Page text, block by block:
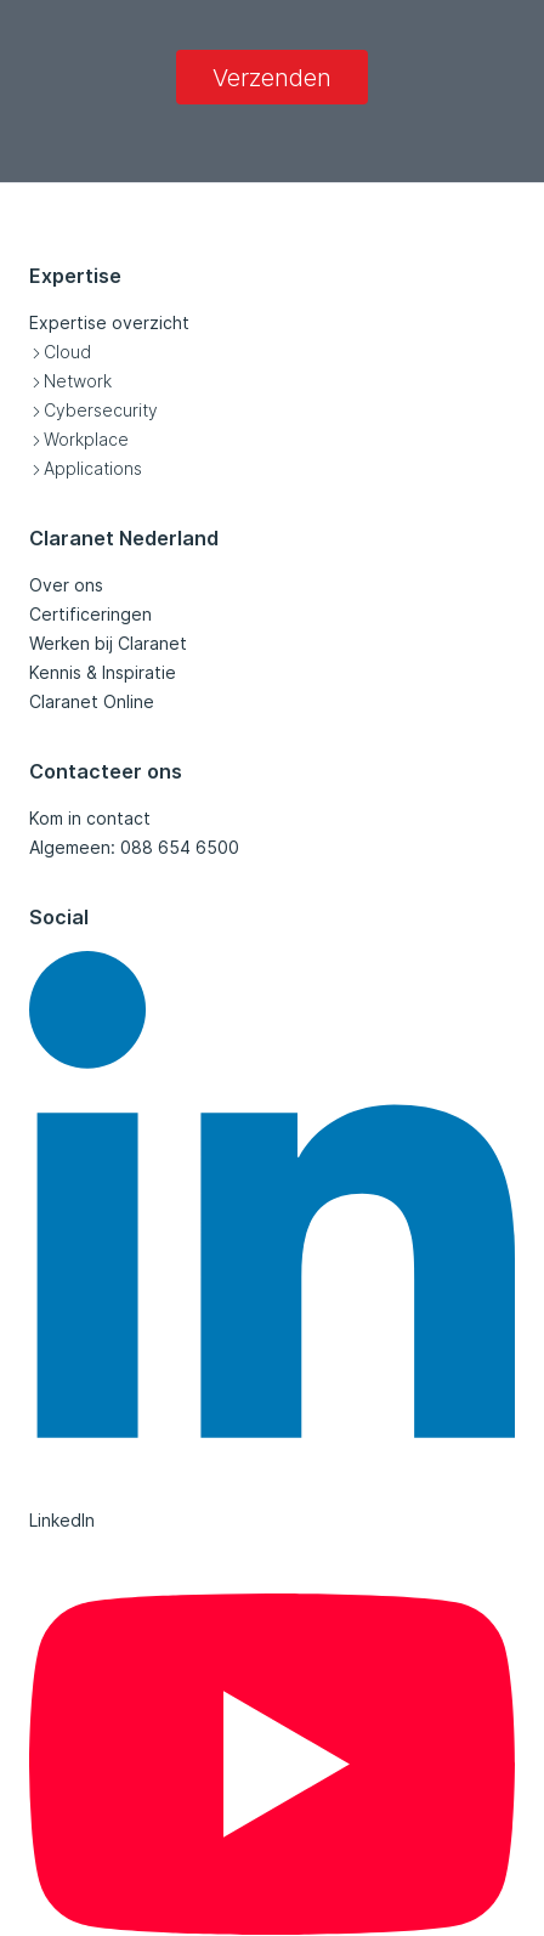
Verzenden
Expertise
Expertise overzicht
Cloud
Network
Cybersecurity
Workplace
Applications
Claranet Nederland
Over ons
Certificeringen
Werken bij Claranet
Kennis & Inspiratie
Claranet Online
Contacteer ons
Kom in contact
Algemeen: 088 654 6500
Social
LinkedIn